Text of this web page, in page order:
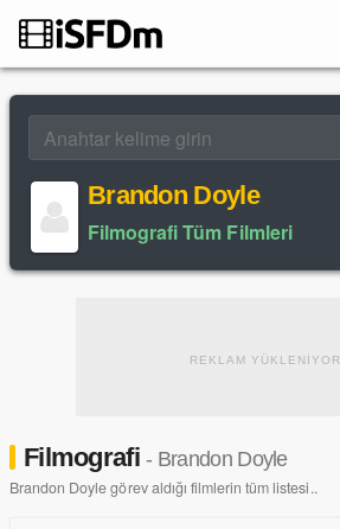
Brandon Doyle
Filmografi Tüm Filmleri
REKLAM YÜKLENİYOR
Filmografi- Brandon Doyle
Brandon Doyle görev aldığı filmlerin tüm listesi..